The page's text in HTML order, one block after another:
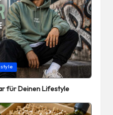
für Deinen Lifestyle